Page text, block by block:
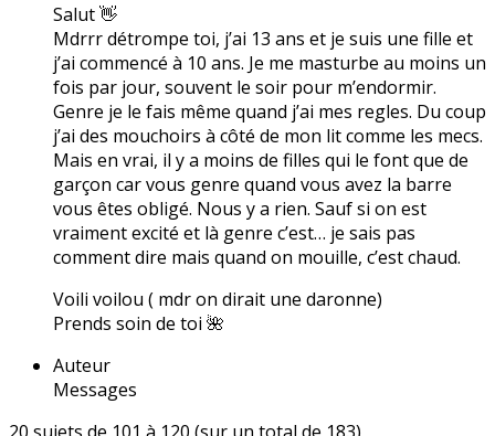
Salut 👋
Mdrrr détrompe toi, j’ai 13 ans et je suis une fille et
j’ai commencé à 10 ans. Je me masturbe au moins un
fois par jour, souvent le soir pour m’endormir.
Genre je le fais même quand j’ai mes regles. Du coup
j’ai des mouchoirs à côté de mon lit comme les mecs.
Mais en vrai, il y a moins de filles qui le font que de
garçon car vous genre quand vous avez la barre
vous êtes obligé. Nous y a rien. Sauf si on est
vraiment excité et là genre c’est… je sais pas
comment dire mais quand on mouille, c’est chaud.
Voili voilou ( mdr on dirait une daronne)
Prends soin de toi 🌺
Auteur
Messages